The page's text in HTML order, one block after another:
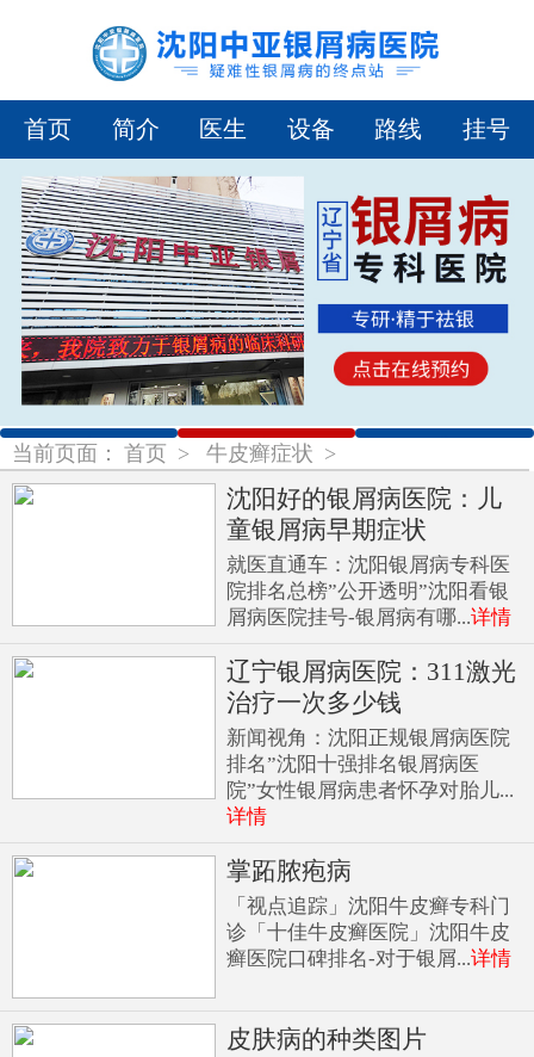
首页 简介 医生 设备 路线 挂号
1 2 3
当前页面： 首页 > 牛皮癣症状 >
沈阳好的银屑病医院：儿
童银屑病早期症状
就医直通车：沈阳银屑病专科医
院排名总榜”公开透明”沈阳看银
屑病医院挂号-银屑病有哪...详情
辽宁银屑病医院：311激光
治疗一次多少钱
新闻视角：沈阳正规银屑病医院
排名”沈阳十强排名银屑病医
院”女性银屑病患者怀孕对胎儿...
详情
掌跖脓疱病
「视点追踪」沈阳牛皮癣专科门
诊「十佳牛皮癣医院」沈阳牛皮
癣医院口碑排名-对于银屑...详情
皮肤病的种类图片